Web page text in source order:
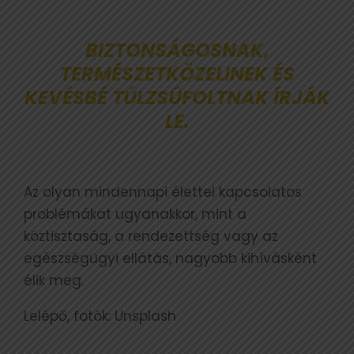
BIZTONSÁGOSNAK,
TERMÉSZETKÖZELINEK ÉS
KEVÉSBÉ TÚLZSÚFOLTNAK ÍRJÁK
LE.
Az olyan mindennapi élettel kapcsolatos
problémákat ugyanakkor, mint a
köztisztaság, a rendezettség vagy az
egészségügyi ellátás, nagyobb kihívásként
élik meg.
Lelépő, fotók: Unsplash